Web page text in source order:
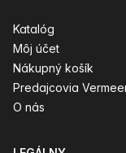
Katalóg
Môj účet
Nákupný košík
Predajcovia
O nás